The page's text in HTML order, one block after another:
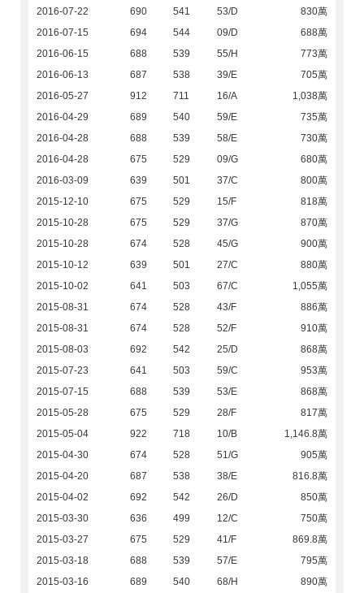
2016-07-22 690 541 53/D
830萬
2016-07-15
694 544 09/D
688萬
2016-06-15
688 539 55/H
773萬
2016-06-13
687 538 39/E
705萬
2016-05-27
912 711 16/A
1,038萬
2016-04-29
689 540 59/E
735萬
2016-04-28
688 539 58/E
730萬
2016-04-28
675 529 09/G
680萬
2016-03-09
639 501 37/C
800萬
2015-12-10
675 529 15/F
818萬
2015-10-28
675 529 37/G
870萬
2015-10-28
674 528 45/G
900萬
2015-10-12
639 501 27/C
880萬
2015-10-02
641 503 67/C
1,055萬
2015-08-31
674 528 43/F
886萬
2015-08-31
674 528 52/F
910萬
2015-08-03
692 542 25/D
868萬
2015-07-23
641 503 59/C
953萬
2015-07-15
688 539 53/E
868萬
2015-05-28
675 529 28/F
817萬
2015-05-04
922 718 10/B
1,146.8萬
2015-04-30
674 528 51/G
905萬
2015-04-20
687 538 38/E
816.8萬
2015-04-02
692 542 26/D
850萬
2015-03-30
636 499 12/C
750萬
2015-03-27
675 529 41/F
869.8萬
2015-03-18
688 539 57/E
795萬
2015-03-16
689 540 68/H
890萬